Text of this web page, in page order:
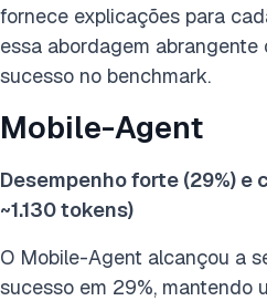
fornece explicações para
essa abordagem
sucesso no benchmark.
Mobile-Agent
Desempenho forte (29%)
~1.130 tokens)
O Mobile-Agent alcançou a
sucesso em 29%, mantendo